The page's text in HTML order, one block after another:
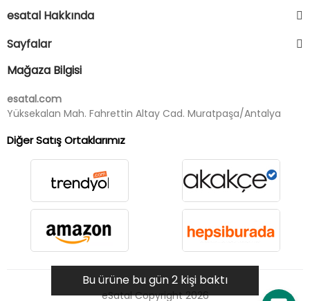
Bu ürüne bu gün 2 kişi baktı
esatal Hakkında
Sayfalar
Mağaza Bilgisi
esatal.com
Yüksekalan Mah. Fahrettin Altay Cad. Muratpaşa/Antalya
Diğer Satış Ortaklarımız
eSatal Copyright 2026